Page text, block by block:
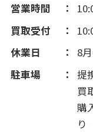
2014(198)
2013(99)
2012(212)
2011(325)
営業時間
買取受付
休業日
8
駐車場
提
買
購
り